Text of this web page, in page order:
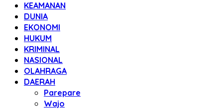
KEAMANAN
DUNIA
EKONOMI
HUKUM
KRIMINAL
NASIONAL
OLAHRAGA
DAERAH
Parepare
Wajo